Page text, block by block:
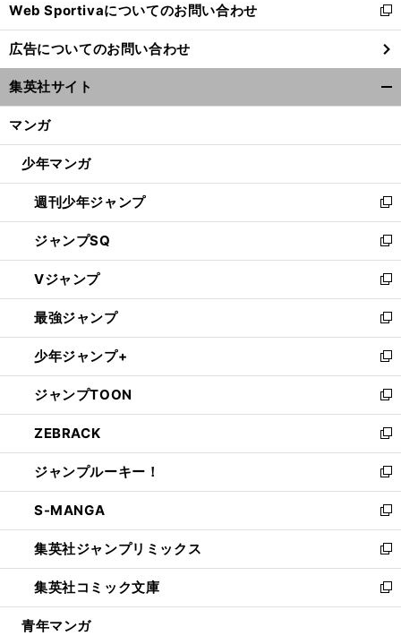
く
Web Sportivaについてのお問い合わせ
新
し
い
ウ
ィ
ン
ウ
開
く
広告についてのお問い合わせ
集英社サイト
マンガ
少年マンガ
週刊少年ジャンプ
新
し
い
ウ
ィ
ン
ド
ウ
で
開
く
ジャンプSQ
新
し
い
ウ
ィ
ン
ド
ウ
で
開
く
Vジャンプ
新
し
い
ウ
ィ
ン
ド
ウ
で
開
く
最強ジャンプ
新
し
い
ウ
ィ
ン
ド
ウ
で
開
く
少年ジャンプ+
新
し
い
ウ
ィ
ン
ド
ウ
で
開
く
ジャンプTOON
新
し
い
ウ
ィ
ン
ド
ウ
で
開
く
ZEBRACK
新
し
い
ウ
ィ
ン
ド
ウ
で
開
ジャンプルーキー！
新
し
い
ウ
ィ
ン
ド
ウ
S-MANGA
新
し
い
ウ
ィ
ン
集英社ジャンプリミックス
新
し
い
ウ
集英社コミック文庫
新
し
青年マンガ